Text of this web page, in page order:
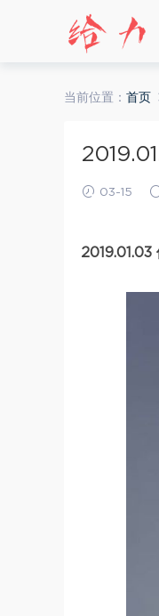
当前位置： 首页
03-15
2019.01.03